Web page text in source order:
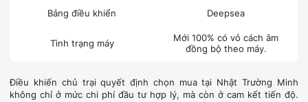
Bảng điều khiển Deepsea
Tình trạng máy
Mới 100% có vỏ cách âm
đồng bộ theo máy.
Điều khiến chủ trại quyết định chọn mua tại Nhật Trường Minh
không chỉ ở mức chi phí đầu tư hợp lý, mà còn ở cam kết tiến độ.